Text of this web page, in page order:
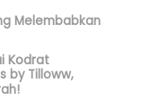
Melembabkan
Kodrat
by Tilloww,